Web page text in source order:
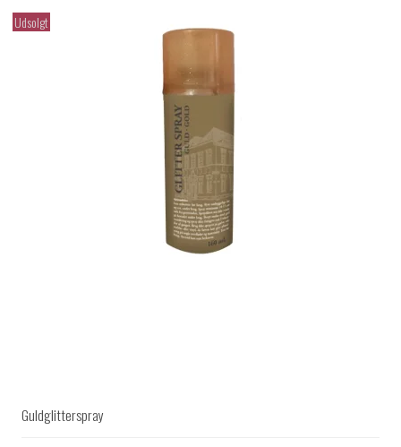
Udsolgt
Guldglitterspray